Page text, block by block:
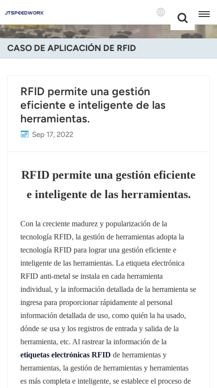
+86 -18681515767
English
Deutsch
Português
عربي
日语
한국어
Türk
Ελληνικά
Melayu
Polski
CASO DE APLICACIÓN DE RFID
RFID permite una gestión
eficiente e inteligente de las
herramientas.
Sep 17, 2022
RFID permite una gestión eficiente
e inteligente de las herramientas.
Con la creciente madurez y popularización de la
tecnología RFID, la gestión de herramientas adopta la
tecnología RFID para lograr una gestión eficiente e
inteligente de las herramientas. La etiqueta electrónica
RFID anti-metal se instala en cada herramienta
individual, y la información detallada de la herramienta se
ingresa para proporcionar rápidamente al personal
información detallada de uso, como quién la ha usado,
dónde se usa y los registros de entrada y salida de la
herramienta, etc. Al rastrear la información de la
etiquetas electrónicas RFID de herramientas y
herramientas, la gestión de herramientas y herramientas
es más completa e inteligente, se establece el proceso de